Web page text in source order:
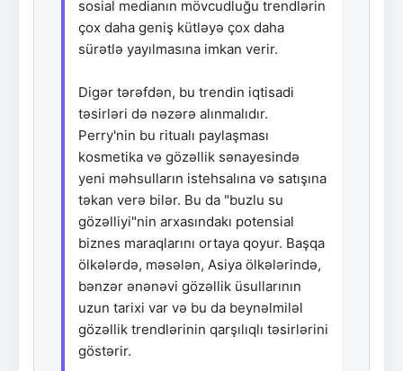
sosial medianın mövcudluğu trendlərin
çox daha geniş kütləyə çox daha
sürətlə yayılmasına imkan verir.
Digər tərəfdən, bu trendin iqtisadi
təsirləri də nəzərə alınmalıdır.
Perry'nin bu ritualı paylaşması
kosmetika və gözəllik sənayesində
yeni məhsulların istehsalına və satışına
təkan verə bilər. Bu da "buzlu su
gözəlliyi"nin arxasındakı potensial
biznes maraqlarını ortaya qoyur. Başqa
ölkələrdə, məsələn, Asiya ölkələrində,
bənzər ənənəvi gözəllik üsullarının
uzun tarixi var və bu da beynəlmiləl
gözəllik trendlərinin qarşılıqlı təsirlərini
göstərir.